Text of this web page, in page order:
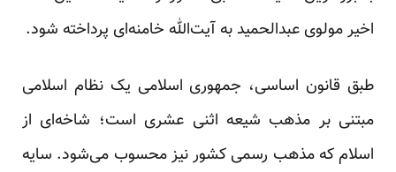
اخیر مولوی عبدالحمید به آیت‌الله خامنه‌ای پرداخته شود.
طبق قانون اساسی، جمهوری اسلامی یک نظام اسلامی
مبتنی بر مذهب شیعه اثنی عشری است؛ شاخه‌ای از
اسلام که مذهب رسمی کشور نیز محسوب می‌شود. سایه